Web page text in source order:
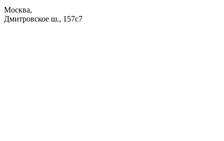
Москва,
Дмитровское ш., 157с7